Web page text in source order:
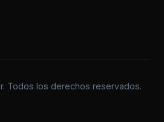
Todos los derechos reservados.